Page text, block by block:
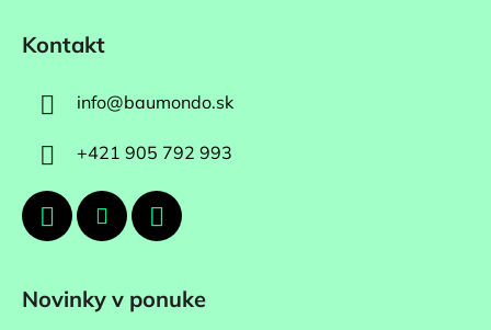
Kontakt
info@baumondo.sk
+421 905 792 993
Novinky v ponuke